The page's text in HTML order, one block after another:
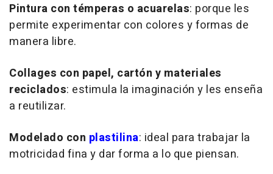
Pintura con témperas o acuarelas: porque les
permite experimentar con colores y formas de
manera libre.
Collages con papel, cartón y materiales
reciclados: estimula la imaginación y les enseña
a reutilizar.
Modelado con plastilina: ideal para trabajar la
motricidad fina y dar forma a lo que piensan.